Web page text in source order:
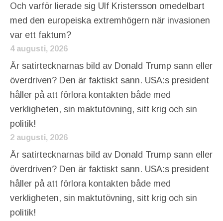
Och varför lierade sig Ulf Kristersson omedelbart
med den europeiska extremhögern när invasionen
var ett faktum?
4 augusti, 2026
Är satirtecknarnas bild av Donald Trump sann eller
överdriven? Den är faktiskt sann. USA:s president
håller på att förlora kontakten både med
verkligheten, sin maktutövning, sitt krig och sin
politik!
2 augusti, 2026
Är satirtecknarnas bild av Donald Trump sann eller
överdriven? Den är faktiskt sann. USA:s president
håller på att förlora kontakten både med
verkligheten, sin maktutövning, sitt krig och sin
politik!